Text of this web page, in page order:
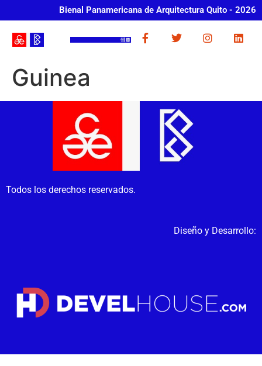
Bienal Panamericana de Arquitectura Quito - 2026
Guinea
Todos los derechos reservados.
Diseño y Desarrollo: